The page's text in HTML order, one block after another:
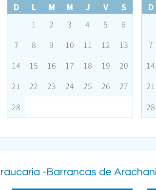
D
L M M J V
S
1
2 3 4 5
6
7
8 9 10 11 12
13
14
15 16 17 18 19
20
21
22 23 24 25 26
27
28
D
7
14
21
28
-Barrancas de